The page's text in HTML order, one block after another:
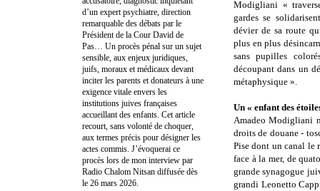
Modigliani «
gardes se
dévier de sa route
plus en plus
sans pupilles
découpant dans un
métaphysique ».
Un « enfant des
Amadeo Modigliani
droits de douane -
Pise dont un canal le
face à la mer, de
grande synagogue
grandi Leonetto
d’un expert psychiatre, direction
remarquable des débats par le
Président de la Cour David de
Pas… Un procès pénal sur un sujet
sensible, aux enjeux juridiques,
juifs, moraux et médicaux devant
inciter les parents et donateurs à une
exigence vitale envers les
institutions juives françaises
accueillant des enfants. Cet article
recourt, sans volonté de choquer,
aux termes précis pour désigner les
actes commis. J’évoquerai ce
procès lors de mon interview par
Radio Chalom Nitsan diffusée dès
le 26 mars 2026.